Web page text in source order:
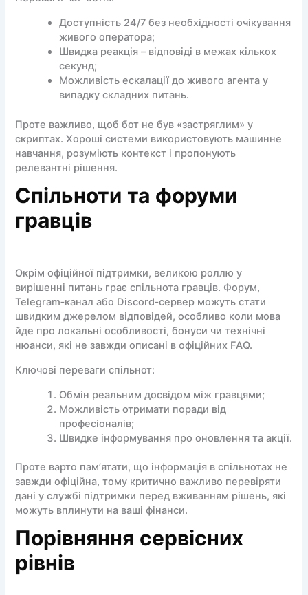
Доступність 24/7 без необхідності очікування
живого оператора;
Швидка реакція – відповіді в межах кількох
секунд;
Можливість ескалації до живого агента у
випадку складних питань.
Проте важливо, щоб бот не був «застряглим» у
скриптах. Хороші системи використовують машинне
навчання, розуміють контекст і пропонують
релевантні рішення.
Спільноти та форуми
гравців
Окрім офіційної підтримки, великою роллю у
вирішенні питань грає спільнота гравців. Форум,
Telegram‑канал або Discord‑сервер можуть стати
швидким джерелом відповідей, особливо коли мова
йде про локальні особливості, бонуси чи технічні
нюанси, які не завжди описані в офіційних FAQ.
Ключові переваги спільнот:
Обмін реальним досвідом між гравцями;
Можливість отримати поради від
професіоналів;
Швидке інформування про оновлення та акції.
Проте варто пам’ятати, що інформація в спільнотах не
завжди офіційна, тому критично важливо перевіряти
дані у службі підтримки перед вживанням рішень, які
можуть вплинути на ваші фінанси.
Порівняння сервісних
рівнів